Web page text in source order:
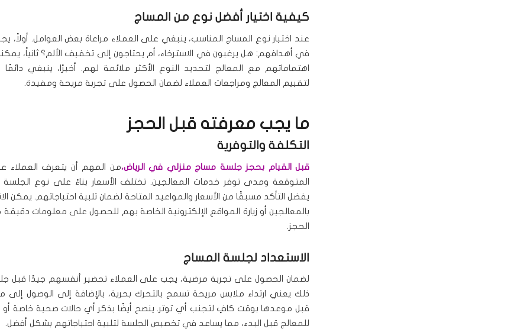
كيفية اختيار أفضل نوع من المساج
عند اختيار نوع المساج المناسب، ينبغي على العملاء مراعاة بعض العوامل. أولاً،
في أهدافهم: هل يرغبون في الاسترخاء، أم يحتاجون إلى تخفيف الألم؟ ثانياً،
اهتماماتهم مع المعالج لتحديد النوع الأكثر ملائمة لهم. أخيرًا، ينبغي دائمًا
لتقييم المعالج ومراجعات العملاء لضمان الحصول على تجربة مريحة ومفيدة.
ما يجب معرفته قبل الحجز
التكلفة والتوفرية
قبل القيام بحجز جلسة مساج منزلي في الرياض،من المهم أن يتعرف العملاء
المتوقعة ومدى توفر خدمات المعالجين. تختلف الأسعار بناءً على نوع الجلسة
يفضل التأكد مسبقًا من الأسعار والمواعيد المتاحة لضمان تلبية احتياجاتهم. يمكن
بالمعالجين أو زيارة المواقع الإلكترونية الخاصة بهم للحصول على معلومات
الحجز.
الاستعداد لجلسة المساج
لضمان الحصول على تجربة مرضية، يجب على العملاء تحضير أنفسهم جيدًا قبل
ذلك يعني ارتداء ملابس مريحة تسمح بالتحرك بحرية، بالإضافة إلى الوصول إلى
قبل موعدها بوقت كافٍ لتجنب أي توتر. ينصح أيضًا بذكر أي حالات صحية خاصة أو
للمعالج قبل البدء، مما يساعد في تخصيص الجلسة لتلبية احتياجاتهم بشكل أفضل.